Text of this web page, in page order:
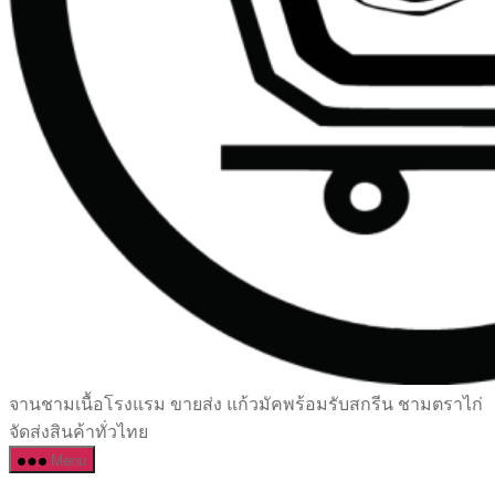
เซรามิค
ครบ
ครัน
จานชามเนื้อโรงแรม ขายส่ง แก้วมัคพร้อมรับสกรีน ชามตราไก่
จัดส่งสินค้าทั่วไทย
Menu